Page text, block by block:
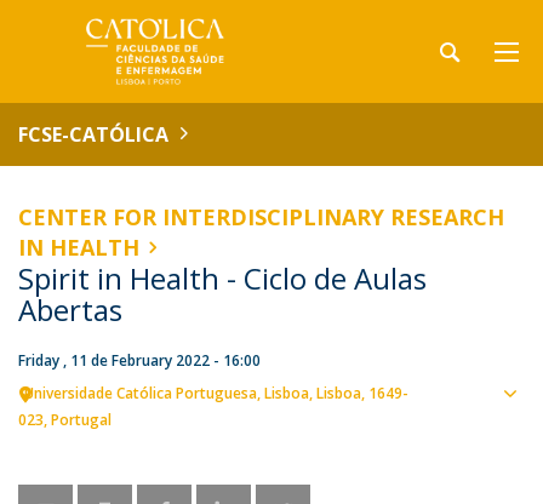
FCSE-CATÓLICA
CENTER FOR INTERDISCIPLINARY RESEARCH
IN HEALTH
Spirit in Health - Ciclo de Aulas
Abertas
Friday , 11 de February 2022 - 16:00
Universidade Católica Portuguesa Lisboa Lisboa 1649-
023 Portugal